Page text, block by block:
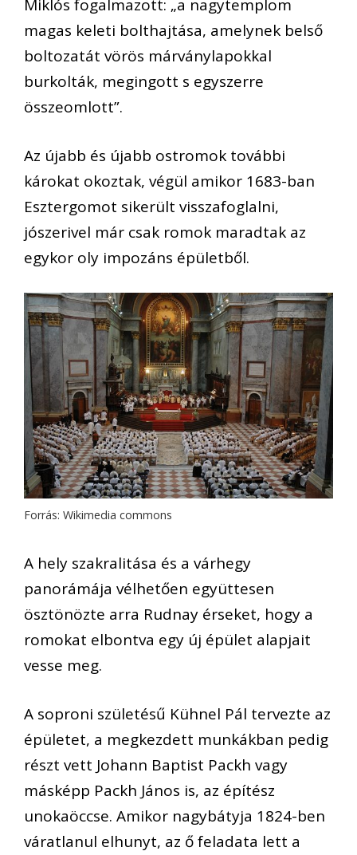
Miklós fogalmazott: „a nagytemplom
magas keleti bolthajtása, amelynek belső
boltozatát vörös márványlapokkal
burkolták, megingott s egyszerre
összeomlott”.
Az újabb és újabb ostromok további
károkat okoztak, végül amikor 1683-ban
Esztergomot sikerült visszafoglalni,
jószerivel már csak romok maradtak az
egykor oly impozáns épületből.
Forrás: Wikimedia commons
A hely szakralitása és a várhegy
panorámája vélhetően együttesen
ösztönözte arra Rudnay érseket, hogy a
romokat elbontva egy új épület alapjait
vesse meg.
A soproni születésű Kühnel Pál tervezte az
épületet, a megkezdett munkákban pedig
részt vett Johann Baptist Packh vagy
másképp Packh János is, az építész
unokaöccse. Amikor nagybátyja 1824-ben
váratlanul elhunyt, az ő feladata lett a